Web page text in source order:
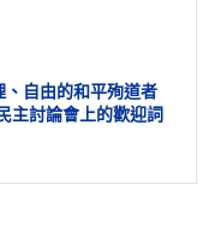
、自由的和平殉道者
主討論會上的歡迎詞